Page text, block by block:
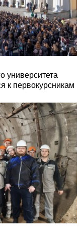
университета
к первокурсникам